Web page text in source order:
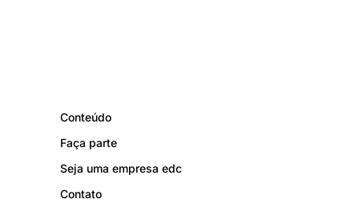
Conteúdo
Faça parte
Seja uma empresa edc
Contato